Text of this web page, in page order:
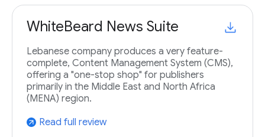
WhiteBeard News Suite
Lebanese company produces a very feature-
complete, Content Management System (CMS),
offering a "one-stop shop" for publishers
primarily in the Middle East and North Africa
(MENA) region.
arrow_outward Read full review